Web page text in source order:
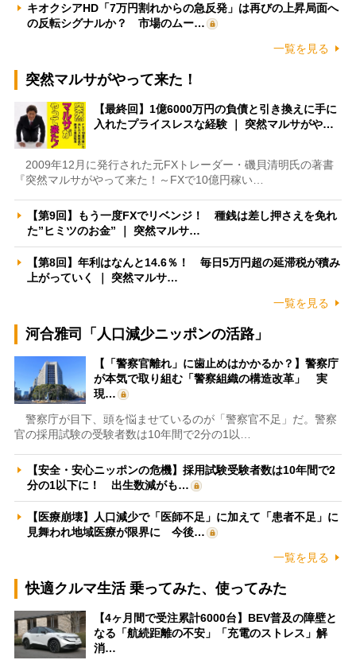
キオクシアHD「7万円割れからの急反発」は再びの上昇局面へ
の反転シグナルか？ 市場のムー…
一覧を見る
突然マルサがやって来た！
【最終回】1億6000万円の負債と引き換えに手に
入れたプライスレスな経験 ｜ 突然マルサがや…
2009年12月に発行された元FXトレーダー・磯貝清明氏の著書
『突然マルサがやって来た！～FXで10億円稼い…
【第9回】もう一度FXでリベンジ！ 種銭は差し押さえを免れ
た”ヒミツのお金” ｜ 突然マルサ…
【第8回】年利はなんと14.6％！ 毎日5万円超の延滞税が積み
上がっていく ｜ 突然マルサ…
一覧を見る
河合雅司「人口減少ニッポンの活路」
【「警察官離れ」に歯止めはかかるか？】警察庁
が本気で取り組む「警察組織の構造改革」 実
現…
警察庁が目下、頭を悩ませているのが「警察官不足」だ。警察
官の採用試験の受験者数は10年間で2分の1以…
【安全・安心ニッポンの危機】採用試験受験者数は10年間で2
分の1以下に！ 出生数減がも…
【医療崩壊】人口減少で「医師不足」に加えて「患者不足」に
見舞われ地域医療が限界に 今後…
一覧を見る
快適クルマ生活 乗ってみた、使ってみた
【4ヶ月間で受注累計6000台】BEV普及の障壁と
なる「航続距離の不安」「充電のストレス」解
消…